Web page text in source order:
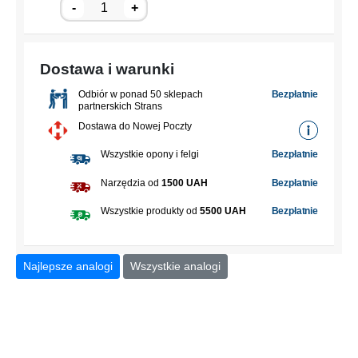
-
+
Dostawa i warunki
Odbiór w ponad 50 sklepach
partnerskich Strans
Bezpłatnie
Dostawa do Nowej Poczty
Wszystkie opony i felgi Bezpłatnie
Narzędzia od1500 UAH Bezpłatnie
Wszystkie produkty od5500 UAH Bezpłatnie
Najlepsze analogi Wszystkie analogi